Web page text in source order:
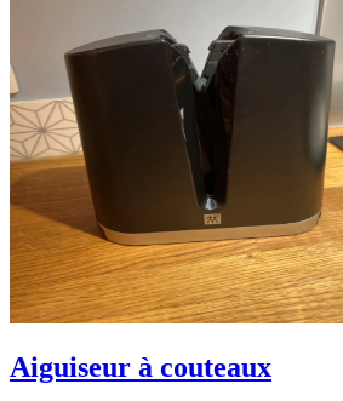
Aiguiseur à couteaux